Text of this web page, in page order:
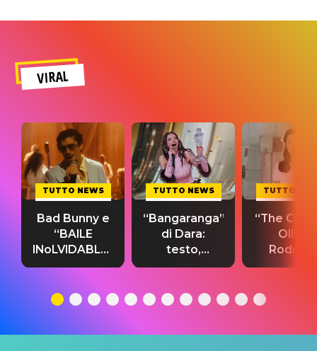
VIRAL
TUTTO NEWS
Bad Bunny e
“BAILE
INoLVIDABLE”:
testo,
significato
TUTTO NEWS
“Bangaranga”
di Dara:
testo,
traduzione e
del singolo
TUTTO
“The
Olivia
testo,